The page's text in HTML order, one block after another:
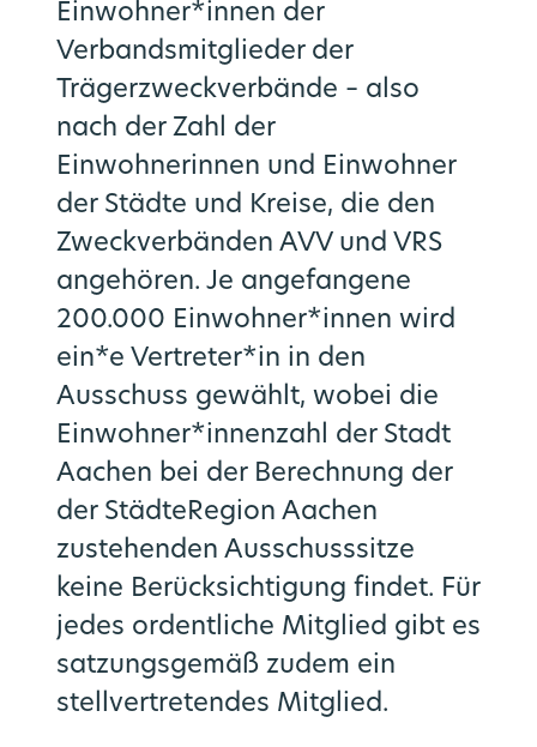
Einwohner*innen der
Verbandsmitglieder der
Trägerzweckverbände – also
nach der Zahl der
Einwohnerinnen und Einwohner
der Städte und Kreise, die den
Zweckverbänden AVV und VRS
angehören. Je angefangene
200.000 Einwohner*innen wird
ein*e Vertreter*in in den
Ausschuss gewählt, wobei die
Einwohner*innenzahl der Stadt
Aachen bei der Berechnung der
der StädteRegion Aachen
zustehenden Ausschusssitze
keine Berücksichtigung findet. Für
jedes ordentliche Mitglied gibt es
satzungsgemäß zudem ein
stellvertretendes Mitglied.